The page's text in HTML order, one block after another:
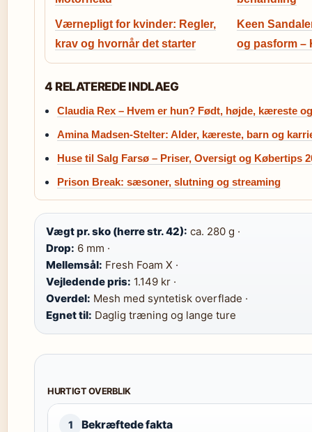
Værnepligt for kvinder: Regler,
krav og hvornår det starter
Keen
og pasform –
4 RELATEREDE INDLAEG
Claudia Rex – Hvem er hun? Født, højde, kæreste
Amina Madsen-Stelter: Alder, kæreste, barn og
Huse til Salg Farsø – Priser, Oversigt og Købertips
Prison Break: sæsoner, slutning og streaming
Vægt pr. sko (herre str. 42): ca. 280 g ·
Drop: 6 mm ·
Mellemsål: Fresh Foam X ·
Vejledende pris: 1.149 kr ·
Overdel: Mesh med syntetisk overflade ·
Egnet til: Daglig træning og lange ture
HURTIGT OVERBLIK
1 Bekræftede fakta